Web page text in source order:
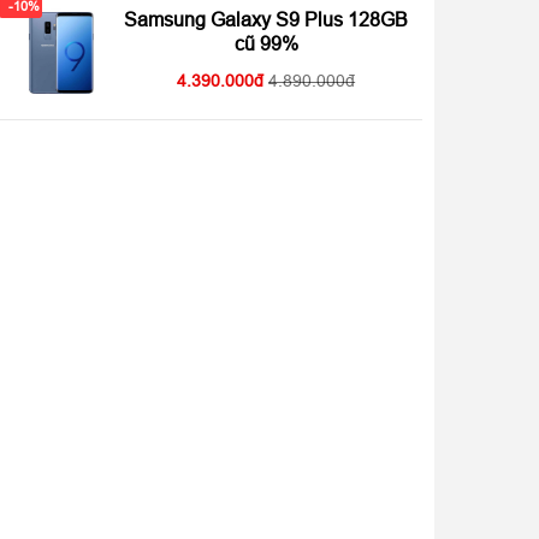
5.0, A2DP, LE, aptX
A-GPS, GLONASS, BDS, GALILEO
-10%
Samsung Galaxy S9 Plus 128GB
cũ 99%
4.390.000 4.890.000